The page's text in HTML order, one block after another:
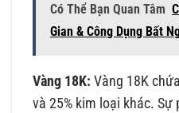
Có Thể Bạn Quan Tâm
Gian & Công Dụng Bất
Vàng 18K: Vàng 18K
và 25% kim loại khác.